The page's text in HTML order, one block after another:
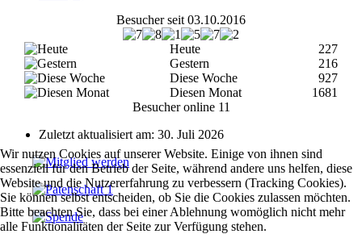
Besucher seit 03.10.2016
Heute
227
Gestern
216
Diese Woche
927
Diesen Monat
1681
Besucher online 11
Zuletzt aktualisiert am: 30. Juli 2026
Wir nutzen Cookies auf unserer Website. Einige von ihnen sind
essenziell für den Betrieb der Seite, während andere uns helfen, diese
Website und die Nutzererfahrung zu verbessern (Tracking Cookies).
Sie können selbst entscheiden, ob Sie die Cookies zulassen möchten.
Bitte beachten Sie, dass bei einer Ablehnung womöglich nicht mehr
alle Funktionalitäten der Seite zur Verfügung stehen.